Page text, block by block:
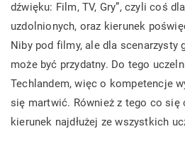
dźwięku: Film, TV, Gry”, czyli coś
uzdolnionych, oraz kierunek
Niby pod filmy, ale dla scenarzysty
może być przydatny. Do tego
Techlandem, więc o kompetencje
się martwić. Również z tego co się
kierunek najdłużej ze wszystkich